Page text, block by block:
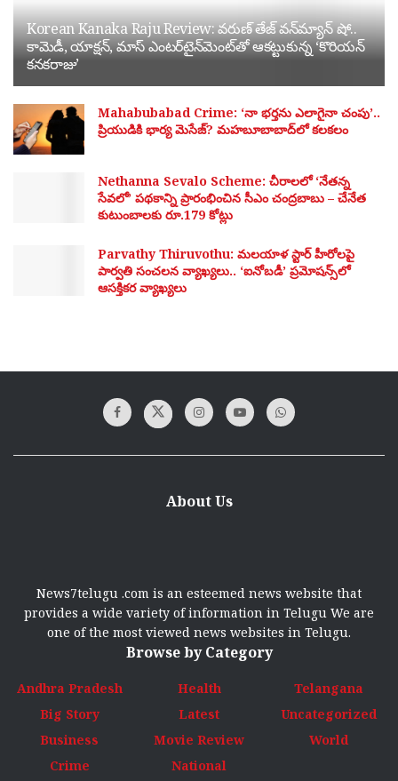
Korean Kanaka Raju Review: వరుణ్ తేజ్ వన్‌మ్యాన్ షో..
కామెడీ, యాక్షన్, మాస్ ఎంటర్‌టైన్‌మెంట్‌తో ఆకట్టుకున్న ‘కొరియన్
కనకరాజు’
Mahabubabad Crime: ‘నా భర్తను ఎలాగైనా చంపు’..
ప్రియుడికి భార్య మెసేజ్? మహబూబాబాద్‌లో కలకలం
Nethanna Sevalo Scheme: చీరాలలో ‘నేతన్న
సేవలో’ పథకాన్ని ప్రారంభించిన సీఎం చంద్రబాబు – చేనేత
కుటుంబాలకు రూ.179 కోట్లు
Parvathy Thiruvothu: మలయాళ స్టార్ హీరోలపై
పార్వతి సంచలన వ్యాఖ్యలు.. ‘ఐనోబడీ’ ప్రమోషన్స్‌లో
ఆసక్తికర వ్యాఖ్యలు
About Us
News7telugu .com is an esteemed news website that
provides a wide variety of information in Telugu We are
one of the most viewed news websites in Telugu.
Browse by Category
Andhra Pradesh
Big Story
Business
Crime
Health
Latest
Movie Review
National
Telangana
Uncategorized
World